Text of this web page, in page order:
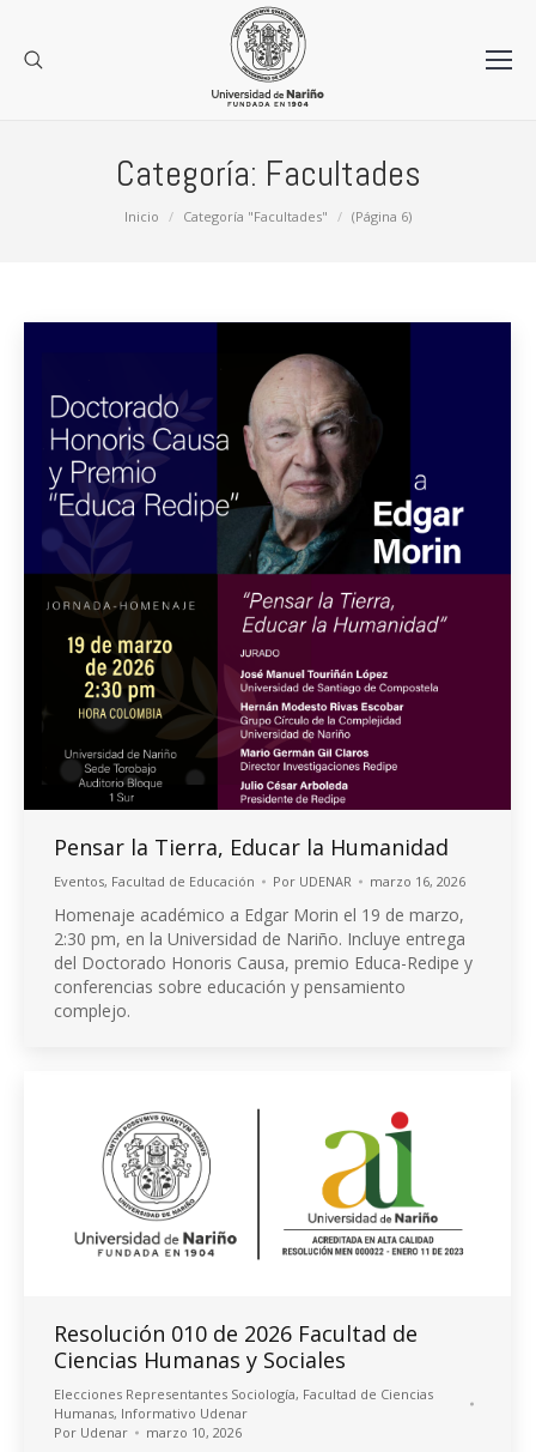
Categoría: Facultades
Inicio Categoría "Facultades" (Página 6)
Pensar la Tierra, Educar la Humanidad
Eventos, Facultad de Educación Por UDENAR marzo 16, 2026
Homenaje académico a Edgar Morin el 19 de marzo,
2:30 pm, en la Universidad de Nariño. Incluye entrega
del Doctorado Honoris Causa, premio Educa-Redipe y
conferencias sobre educación y pensamiento
complejo.
Resolución 010 de 2026 Facultad de
Ciencias Humanas y Sociales
Elecciones Representantes Sociología, Facultad de Ciencias
Humanas, Informativo Udenar
Por Udenar marzo 10, 2026